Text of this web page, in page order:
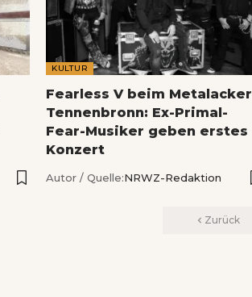
KULTUR
Fearless V beim Metalacker
Tennenbronn: Ex-Primal-
Fear-Musiker geben erstes
Konzert
Autor / Quelle:NRWZ-Redaktion
Zurück